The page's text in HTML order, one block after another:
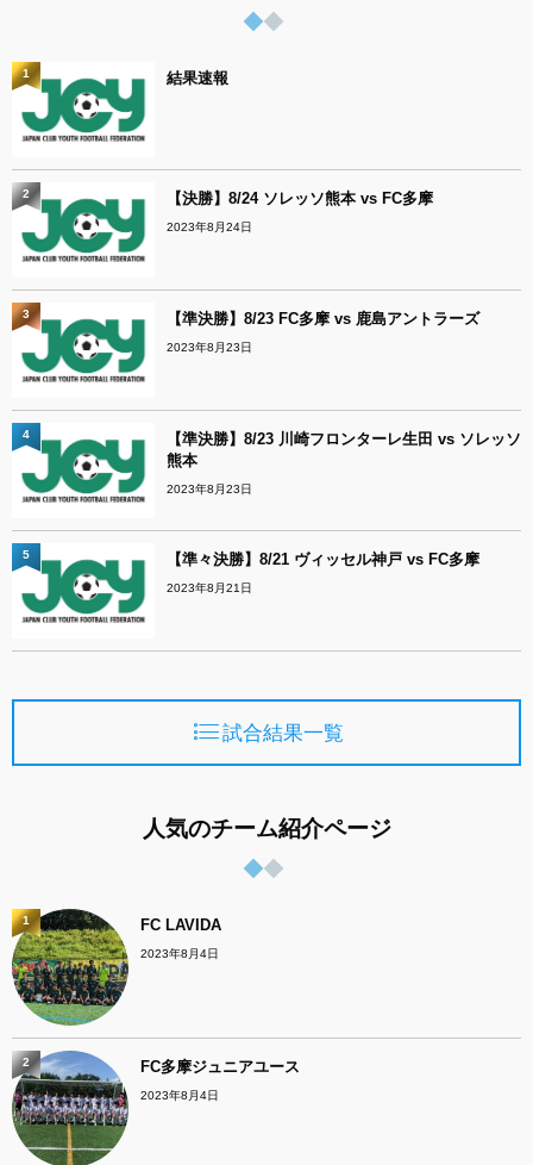
結果速報
1
【決勝】8/24 ソレッソ熊本 vs FC多摩
2023年8月24日
2
【準決勝】8/23 FC多摩 vs 鹿島アントラーズ
2023年8月23日
3
【準決勝】8/23 川崎フロンターレ生田 vs ソレッソ
熊本
2023年8月23日
4
【準々決勝】8/21 ヴィッセル神戸 vs FC多摩
2023年8月21日
5
試合結果一覧
人気のチーム紹介ページ
FC LAVIDA
2023年8月4日
1
FC多摩ジュニアユース
2023年8月4日
2